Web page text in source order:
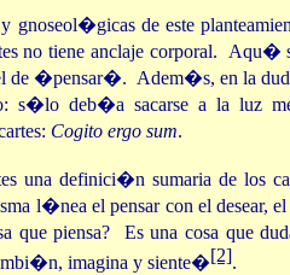
de este
no tiene anclaje corporal. Aqu�
de �pensar�. Adem�s, en la
s�lo deb�a sacarse a la luz
Cogito ergo sum.
una definici�n sumaria de los
l�nea el pensar con el desear,
piensa? Es una cosa que
imagina y siente�[2].